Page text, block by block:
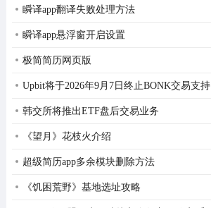
瞬译app翻译失败处理方法
瞬译app悬浮窗开启设置
极简简历网页版
Upbit将于2026年9月7日终止BONK交易支持
韩交所将推出ETF盘后交易业务
《望月》花枝火介绍
超级简历app多余模块删除方法
《饥困荒野》基地选址攻略